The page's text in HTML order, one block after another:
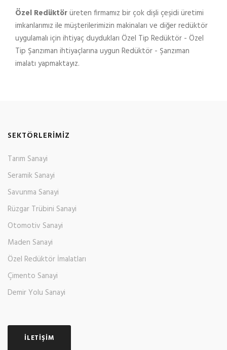
Özel Redüktörüreten firmamız bir çok dişli çeşidi üretimi
imkanlarımız ile müşterilerimizin makinaları ve diğer redüktör
uygulamalı için ihtiyaç duydukları Özel Tip Redüktör - Özel
Tip Şanzıman ihtiyaçlarına uygun Redüktör - Şanzıman
imalatı yapmaktayız.
SEKTÖRLERIMIZ
Tarım Sanayi
Seramik Sanayi
Savunma Sanayi
Rüzgar Trübini Sanayi
Otomotiv Sanayi
Maden Sanayi
Özel Redüktör İmalatları
Çimento Sanayi
Demir Yolu Sanayi
İLETIŞIM